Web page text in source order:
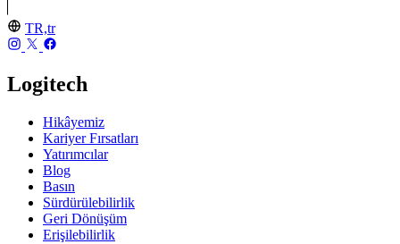
TR,tr
Logitech
Hikâyemiz
Kariyer Fırsatları
Yatırımcılar
Blog
Basın
Sürdürülebilirlik
Geri Dönüşüm
Erişilebilirlik